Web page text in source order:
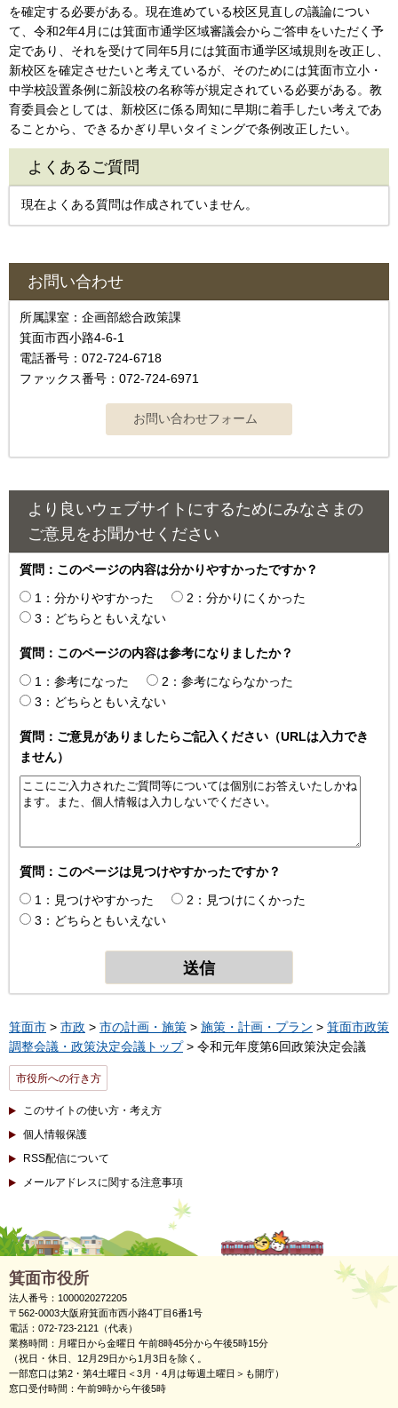
を確定する必要がある。現在進めている校区見直しの議論につい
て、令和2年4月には箕面市通学区域審議会からご答申をいただく予
定であり、それを受けて同年5月には箕面市通学区域規則を改正し、
新校区を確定させたいと考えているが、そのためには箕面市立小・
中学校設置条例に新設校の名称等が規定されている必要がある。教
育委員会としては、新校区に係る周知に早期に着手したい考えであ
ることから、できるかぎり早いタイミングで条例改正したい。
よくあるご質問
現在よくある質問は作成されていません。
お問い合わせ
所属課室：企画部総合政策課
箕面市西小路4‐6‐1
電話番号：072-724-6718
ファックス番号：072-724-6971
より良いウェブサイトにするためにみなさまの
ご意見をお聞かせください
質問：このページの内容は分かりやすかったですか？
1：分かりやすかった
2：分かりにくかった
3：どちらともいえない
質問：このページの内容は参考になりましたか？
1：参考になった
2：参考にならなかった
3：どちらともいえない
質問：ご意見がありましたらご記入ください（URLは入力でき
ません）
質問：このページは見つけやすかったですか？
1：見つけやすかった
2：見つけにくかった
3：どちらともいえない
箕面市 > 市政 > 市の計画・施策 > 施策・計画・プラン > 箕面市政策
調整会議・政策決定会議トップ> 令和元年度第6回政策決定会議
市役所への行き方
このサイトの使い方・考え方
個人情報保護
RSS配信について
メールアドレスに関する注意事項
箕面市役所
法人番号：1000020272205
〒562-0003大阪府箕面市西小路4丁目6番1号
電話：072-723-2121（代表）
業務時間：月曜日から金曜日 午前8時45分から午後5時15分
（祝日・休日、12月29日から1月3日を除く。
一部窓口は第2・第4土曜日＜3月・4月は毎週土曜日＞も開庁）
窓口受付時間：午前9時から午後5時